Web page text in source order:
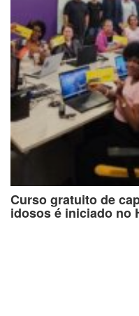
Curso gratuito de
idosos é iniciado no